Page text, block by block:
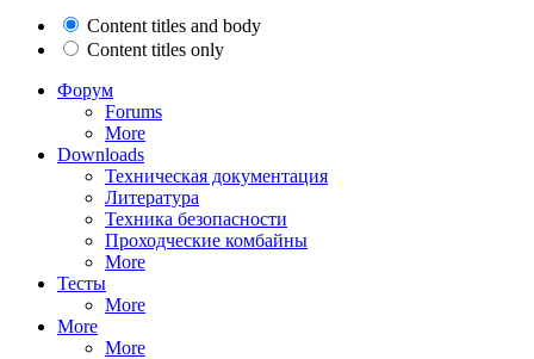
Content titles and body
Content titles only
Форум
Forums
More
Downloads
Техническая документация
Литература
Техника безопасности
Проходческие комбайны
More
Тесты
More
More
More